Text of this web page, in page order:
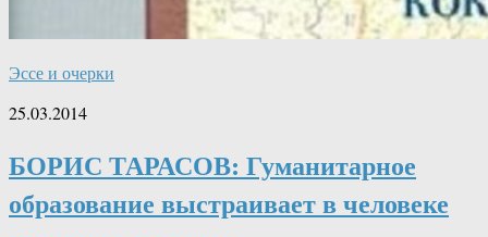
Эссе и очерки
25.03.2014
БОРИС ТАРАСОВ: Гуманитарное
образование выстраивает в человеке